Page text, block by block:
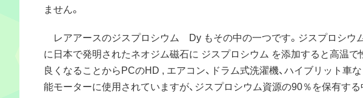
ません。
レアアースのジスプロシウム Dy もその中の一つです。ジスプロシウ
に日本で発明されたネオジム磁石に ジスプロシウム を添加すると高温で
良くなることからPCのHD , エアコン、ドラム式洗濯機、ハイブリット車
能モーターに使用されていますが、ジスプロシウム資源の90％を保有す